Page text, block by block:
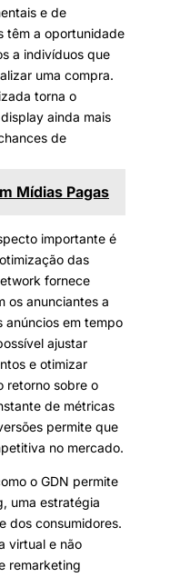
e de
têm a oportunidade
a indivíduos que
uma compra.
torna o
ainda mais
de
Mídias Pagas
importante é
das
fornece
os anunciantes a
anúncios em tempo
ajustar
e otimizar
retorno sobre o
de métricas
permite que
no mercado.
o GDN permite
uma estratégia
dos consumidores.
virtual e não
remarketing